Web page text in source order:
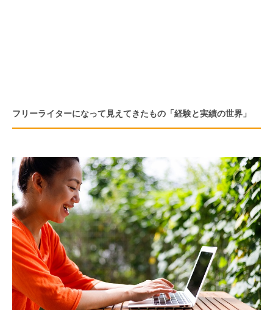
フリーライターになって見えてきたもの「経験と実績の世界」